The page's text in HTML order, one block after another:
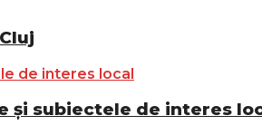
și subiectele de interes